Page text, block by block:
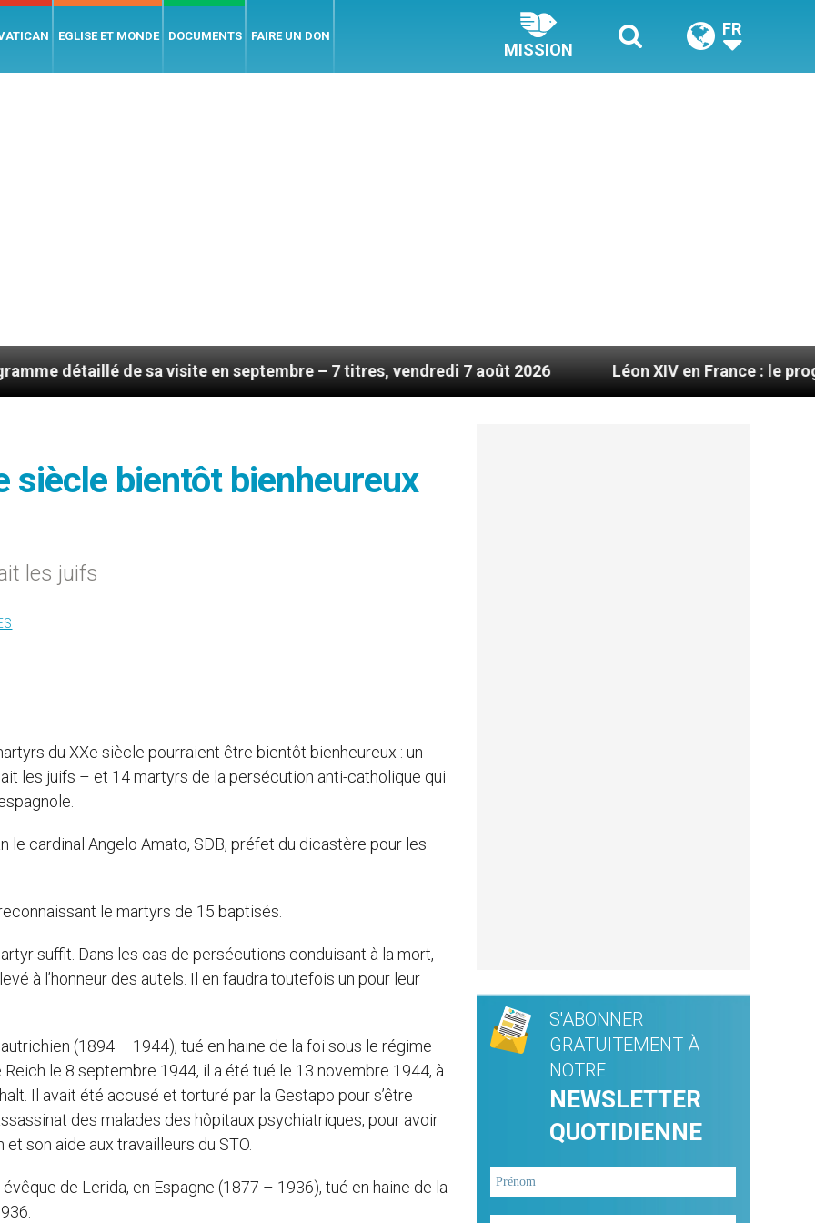
EGLISE ET MONDE DOCUMENTS FAIRE UN DON
MISSION
FR
de sa visite en septembre – 7 titres, vendredi 7 août 2026 Léon XIV en France : le programme
siècle bientôt bienheureux
les juifs
du XXe siècle pourraient être bientôt bienheureux : un
les juifs – et 14 martyrs de la persécution anti-catholique qui
le cardinal Angelo Amato, SDB, préfet du dicastère pour les
le martyrs de 15 baptisés.
suffit. Dans les cas de persécutions conduisant à la mort,
à l’honneur des autels. Il en faudra toutefois un pour leur
(1894 – 1944), tué en haine de la foi sous le régime
le 8 septembre 1944, il a été tué le 13 novembre 1944, à
Il avait été accusé et torturé par la Gestapo pour s’être
des malades des hôpitaux psychiatriques, pour avoir
son aide aux travailleurs du STO.
de Lerida, en Espagne (1877 – 1936), tué en haine de la
S'ABONNER
GRATUITEMENT À
NOTRE
NEWSLETTER
QUOTIDIENNE